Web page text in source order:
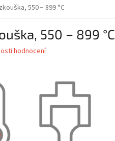
550 − 899 °C
550 − 899 °C
hodnocení